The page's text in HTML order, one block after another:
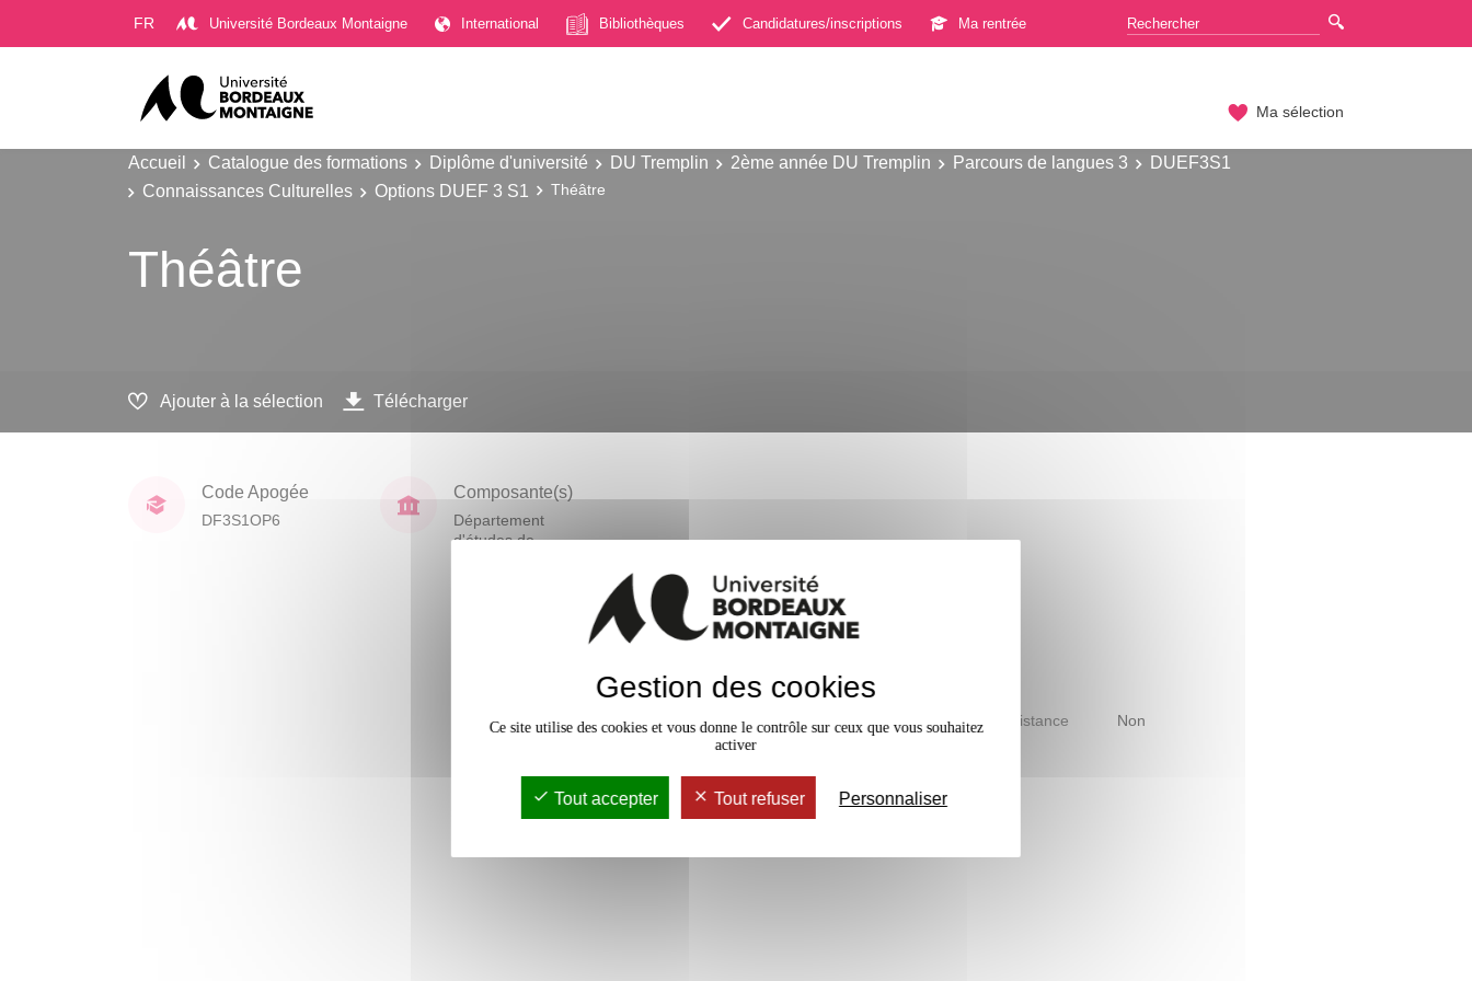
FR Université Bordeaux Montaigne International Bibliothèques Candidatures/inscriptions Ma rentrée
Ma sélection
Accueil Catalogue des formations Diplôme d'université DU Tremplin 2ème année DU Tremplin Parcours de langues 3
DUEF3S1
Connaissances Culturelles
Options DUEF 3 S1 Théâtre
Théâtre
Ajouter à la sélection Télécharger
Code Apogée
DF3S1OP6
Composante(s)
Département
d'études de
Accessible à distance Non
Gestion des cookies
Ce site utilise des cookies et vous donne le contrôle sur ceux que vous souhaitez
activer
Tout accepter Tout refuser Personnaliser